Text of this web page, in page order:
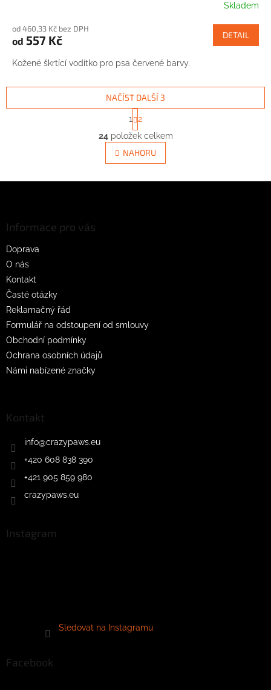
Skladem
od 460,33 Kč bez DPH
od 557 Kč DETAIL
Kožené škrtící vodítko pro psa červené barvy.
O
v
l
á
s
NAČÍST DALŠÍ 3
S
t
r
á
n
k
v
1 2
24položek celkem
NAHORU
Informace pro vás
Doprava
O nás
Kontakt
Časté otázky
Reklamačný řád
Formulář na odstoupení od smlouvy
Obchodní podmínky
Ochrana osobních údajů
Námi nabízené značky
Kontakt
info@crazypaws.eu
+420 608 838 390
+421 905 859 980
crazypaws.eu
Instagram
Sledovat na Instagramu
Facebook